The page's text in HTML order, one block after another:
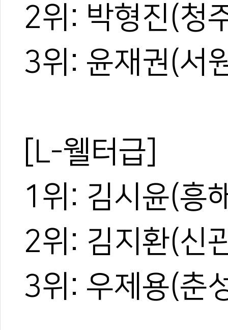
2위: 박형진(청
3위: 윤재권(서
[L-웰터급]
1위: 김시윤(흥
2위: 김지환(신
3위: 우제용(춘